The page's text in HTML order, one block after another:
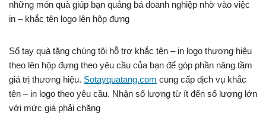
những món quà giúp bạn quảng bá doanh nghiệp nhờ vào việc
in – khắc tên logo lên hộp đựng
Sổ tay quà tặng chúng tôi hỗ trợ khắc tên – in logo thương hiệu
theo lên hộp đựng theo yêu cầu của bạn để góp phần nâng tầm
giá trị thương hiệu. Sotayquatang.com cung cấp dịch vụ khắc
tên – in logo theo yêu cầu. Nhận số lượng từ ít đến số lượng lớn
với mức giá phải chăng